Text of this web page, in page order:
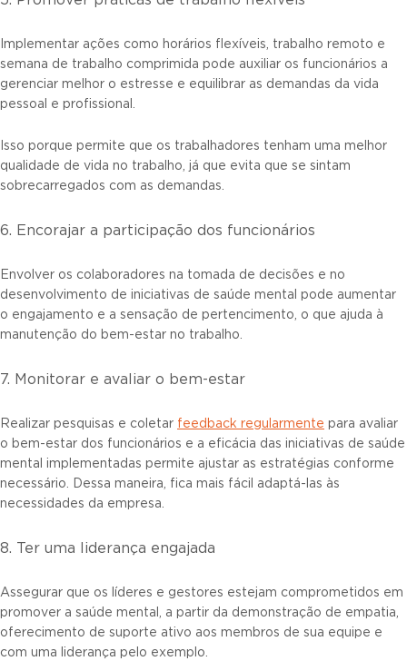
Implementar ações como horários flexíveis, trabalho remoto e
semana de trabalho comprimida pode auxiliar os funcionários a
gerenciar melhor o estresse e equilibrar as demandas da vida
pessoal e profissional.
Isso porque permite que os trabalhadores tenham uma melhor
qualidade de vida no trabalho, já que evita que se sintam
sobrecarregados com as demandas.
6. Encorajar a participação dos funcionários
Envolver os colaboradores na tomada de decisões e no
desenvolvimento de iniciativas de saúde mental pode aumentar
o engajamento e a sensação de pertencimento, o que ajuda à
manutenção do bem-estar no trabalho.
7. Monitorar e avaliar o bem-estar
Realizar pesquisas e coletar feedback regularmente para avaliar
o bem-estar dos funcionários e a eficácia das iniciativas de saúde
mental implementadas permite ajustar as estratégias conforme
necessário. Dessa maneira, fica mais fácil adaptá-las às
necessidades da empresa.
8. Ter uma liderança engajada
Assegurar que os líderes e gestores estejam comprometidos em
promover a saúde mental, a partir da demonstração de empatia,
oferecimento de suporte ativo aos membros de sua equipe e
com uma liderança pelo exemplo.